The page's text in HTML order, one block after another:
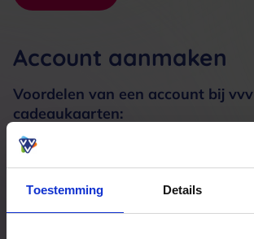
Toestemming Details
Account aanmaken
Voordelen van een account bij vvv
cadeaukaarten:
Meerdere adressen registreren
Een bestelling volgen